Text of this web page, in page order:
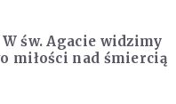
św. Agacie widzimy
miłości nad śmiercią